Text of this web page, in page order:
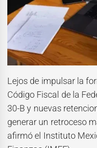
Lejos de impulsar la
Código Fiscal de la
30-B y nuevas
generar un retroceso
afirmó el Instituto